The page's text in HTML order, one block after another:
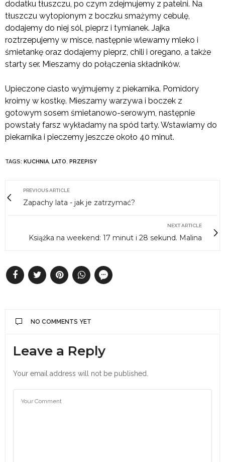
dodatku tłuszczu, po czym zdejmujemy z patelni. Na
tłuszczu wytopionym z boczku smażymy cebulę,
dodajemy do niej sól, pieprz i tymianek. Jajka
roztrzepujemy w misce, następnie wlewamy mleko i
śmietankę oraz dodajemy pieprz, chili i oregano, a także
starty ser. Mieszamy do połączenia składników.
Upieczone ciasto wyjmujemy z piekarnika. Pomidory
kroimy w kostkę. Mieszamy warzywa i boczek z
gotowym sosem śmietanowo-serowym, następnie
powstały farsz wykładamy na spód tarty. Wstawiamy do
piekarnika i pieczemy jeszcze około 40 minut.
TAGS: KUCHNIA LATO PRZEPISY
PREVIOUS ARTICLE
Zapachy lata - jak je zatrzymać?
NEXT ARTICLE
Książka na weekend: 17 minut i 28 sekund. Malina
NO COMMENTS YET
Leave a Reply
Your email address will not be published.